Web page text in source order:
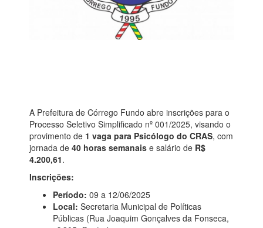
A Prefeitura de Córrego Fundo abre inscrições para o
Processo Seletivo Simplificado nº 001/2025, visando o
provimento de 1 vaga para Psicólogo do CRAS, com
jornada de 40 horas semanais e salário de R$
4.200,61.
Inscrições:
Período: 09 a 12/06/2025
Local: Secretaria Municipal de Políticas
Públicas (Rua Joaquim Gonçalves da Fonseca,